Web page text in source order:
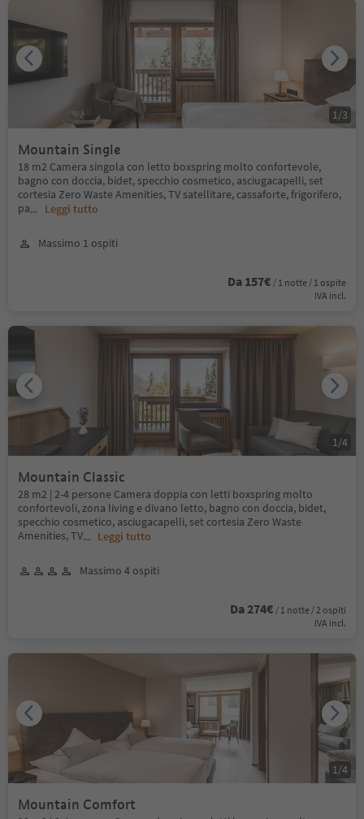
Mountain Single
18 m2 Camera singola con letto boxspring molto confortevole,
bagno con doccia, bidet, specchio cosmetico, asciugacapelli, set
cortesia Zero Waste Amenities, TV satellitare, cassaforte, frigorifero,
pa... Leggi tutto
Massimo 1 ospiti
Da 157€ / 1 notte / 1 ospite
IVA incl.
1/3
Mountain Classic
28 m2 | 2-4 persone Camera doppia con letti boxspring molto
confortevoli, zona living e divano letto, bagno con doccia, bidet,
specchio cosmetico, asciugacapelli, set cortesia Zero Waste
Amenities, TV... Leggi tutto
Massimo 4 ospiti
Da 274€ / 1 notte / 2 ospiti
IVA incl.
1/4
Mountain Comfort
1/4